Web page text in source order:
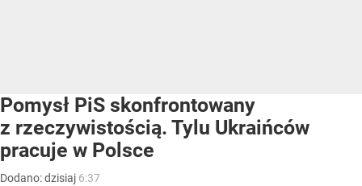
Pomysł PiS skonfrontowany
z rzeczywistością. Tylu Ukraińców
pracuje w Polsce
Dodano:dzisiaj 6:37